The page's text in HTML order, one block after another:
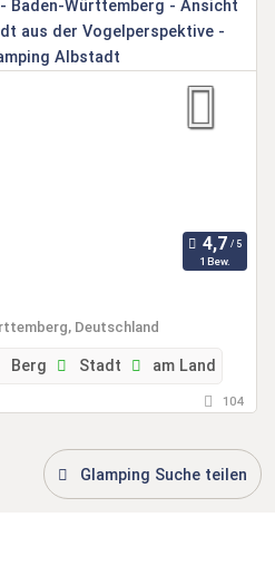
1 Bew.
Deutschland
Berg Stadt am Land
104
Glamping Suche teilen